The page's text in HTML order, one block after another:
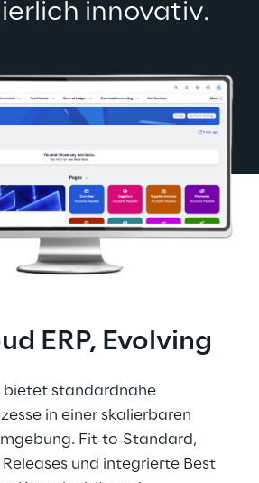
innovativ.
ERP, Evolving
bietet standardnahe
in einer skalierbaren
Fit‑to‑Standard,
und integrierte Best